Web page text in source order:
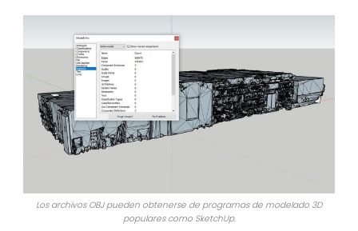
Los archivos OBJ pueden obtenerse de programas de modelado 3D
populares como SketchUp.